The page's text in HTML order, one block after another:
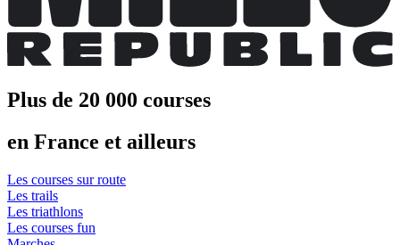
Plus de 20 000 courses
en France et ailleurs
Les courses sur route
Les trails
Les triathlons
Les courses fun